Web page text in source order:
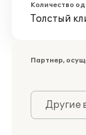
Количество
Толстый
Партнер,
Другие